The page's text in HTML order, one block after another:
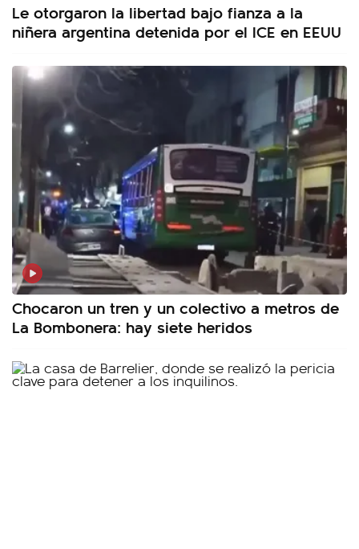
Le otorgaron la libertad bajo fianza a la
niñera argentina detenida por el ICE en EEUU
Chocaron un tren y un colectivo a metros de
La Bombonera: hay siete heridos